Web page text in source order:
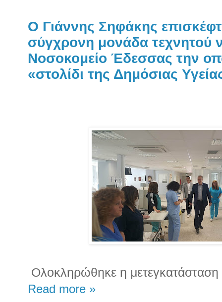
Ο Γιάννης Σηφάκης
σύγχρονη μονάδα τεχνητού
Νοσοκομείο Έδεσσας την
«στολίδι της Δημόσιας
Ολοκληρώθηκε η μετεγκατάσταση
Read more »